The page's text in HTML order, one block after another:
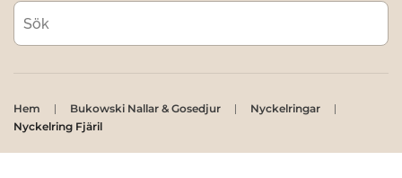
Hem Bukowski Nallar & Gosedjur
Nyckelringar
Nyckelring Fjäril